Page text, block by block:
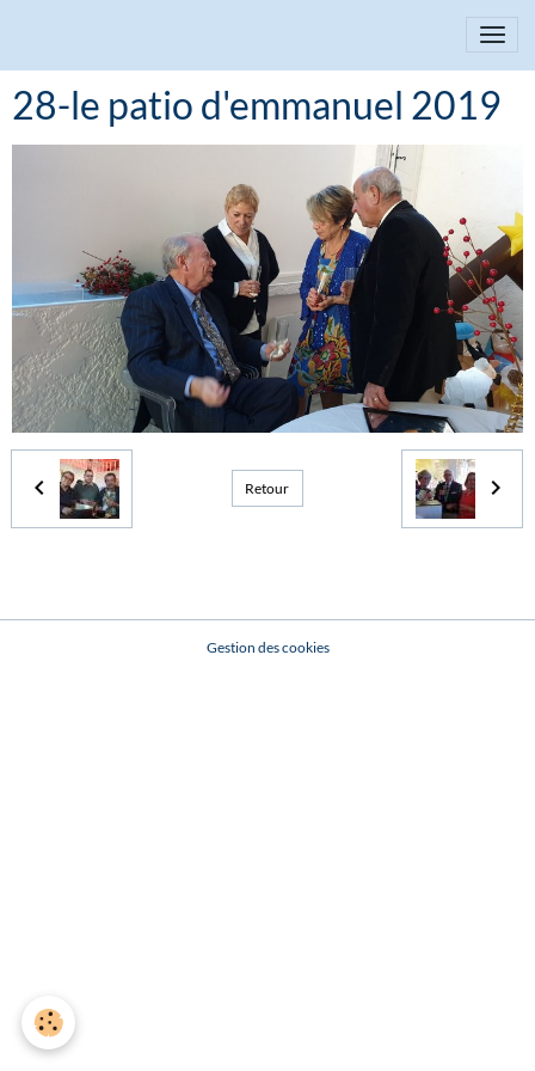
28-le patio d'emmanuel 2019
Retour
Gestion des cookies